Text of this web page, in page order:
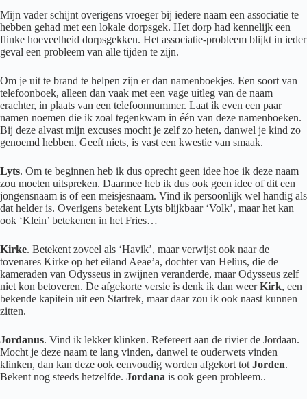
Mijn vader schijnt overigens vroeger bij iedere naam een associatie te
hebben gehad met een lokale dorpsgek. Het dorp had kennelijk een
flinke hoeveelheid dorpsgekken. Het associatie-probleem blijkt in ieder
geval een probleem van alle tijden te zijn.
Om je uit te brand te helpen zijn er dan namenboekjes. Een soort van
telefoonboek, alleen dan vaak met een vage uitleg van de naam
erachter, in plaats van een telefoonnummer. Laat ik even een paar
namen noemen die ik zoal tegenkwam in één van deze namenboeken.
Bij deze alvast mijn excuses mocht je zelf zo heten, danwel je kind zo
genoemd hebben. Geeft niets, is vast een kwestie van smaak.
Lyts. Om te beginnen heb ik dus oprecht geen idee hoe ik deze naam
zou moeten uitspreken. Daarmee heb ik dus ook geen idee of dit een
jongensnaam is of een meisjesnaam. Vind ik persoonlijk wel handig als
dat helder is. Overigens betekent Lyts blijkbaar ‘Volk’, maar het kan
ook ‘Klein’ betekenen in het Fries…
Kirke. Betekent zoveel als ‘Havik’, maar verwijst ook naar de
tovenares Kirke op het eiland Aeae’a, dochter van Helius, die de
kameraden van Odysseus in zwijnen veranderde, maar Odysseus zelf
niet kon betoveren. De afgekorte versie is denk ik dan weerKirk, een
bekende kapitein uit een Startrek, maar daar zou ik ook naast kunnen
zitten.
Jordanus. Vind ik lekker klinken. Refereert aan de rivier de Jordaan.
Mocht je deze naam te lang vinden, danwel te ouderwets vinden
klinken, dan kan deze ook eenvoudig worden afgekort tot Jorden.
Bekent nog steeds hetzelfde. Jordana is ook geen probleem..